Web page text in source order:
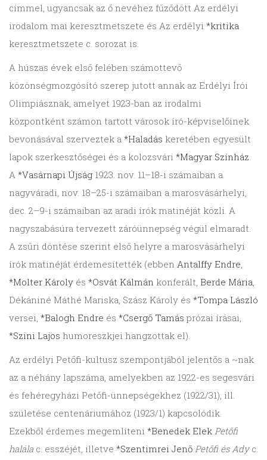
címmel, ugyancsak az ő nevéhez fűződött Az erdélyi
irodalom mai keresztmetszete és Az erdélyi *kritika
keresztmetszete c. sorozat is.
A húszas évek első felében számottevő
közönségmozgósító szerep jutott annak az Erdélyi Írói
Olimpiásznak, amelyet 1923-ban az irodalmi
központként számon tartott váro­sok író-képviselőinek
bevonásával szerveztek a *Haladás keretében egyesült
lapok szerkesztőségei és a kolozsvári *Magyar Színház.
A *Vasárnapi Újság 1923. nov. 11–18-i számaiban a
nagyváradi, nov. 18–25-i számaiban a marosvásárhelyi,
dec. 2–9-i számaiban az aradi írók matinéját közli. A
nagyszabásúra tervezett záróünnepség végül elmaradt.
A zsűri döntése szerint első helyre a marosvásárhelyi
írók matinéját érdemesítették (ebben Antalffy Endre,
*Molter Károly és *Osvát Kálmán konferált, Berde Mária,
Dékániné Máthé Mariska, Szász Károly és *Tompa László
versei, *Balogh Endre és *Csergő Tamás prózai írásai,
*Szini Lajos humoreszkjei hangzottak el).
Az erdélyi Petőfi-kultusz szempontjából jelentős a ~nak
az a néhány lapszáma, amelyekben az 1922-es segesvári
és fehéregyházi Petőfi-ünnepségekhez (1922/31), ill.
születése centenáriumához (1923/1) kapcsolódik.
Ezekből érdemes megemlíteni *Benedek Elek Petőfi
halála c. esszéjét, illetve *Szentimrei Jenő Petőfi és Adyc.